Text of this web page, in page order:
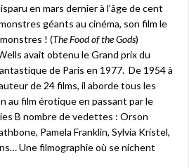
en mars dernier à l’âge de cent
géants au cinéma, son film le
! (The Food of the Gods)
avait obtenu le Grand prix du
de Paris en 1977. De 1954 à
de 24 films, il aborde tous les
au film érotique en passant par le
B nombre de vedettes : Orson
Pamela Franklin, Sylvia Kristel,
Une filmographie où se nichent